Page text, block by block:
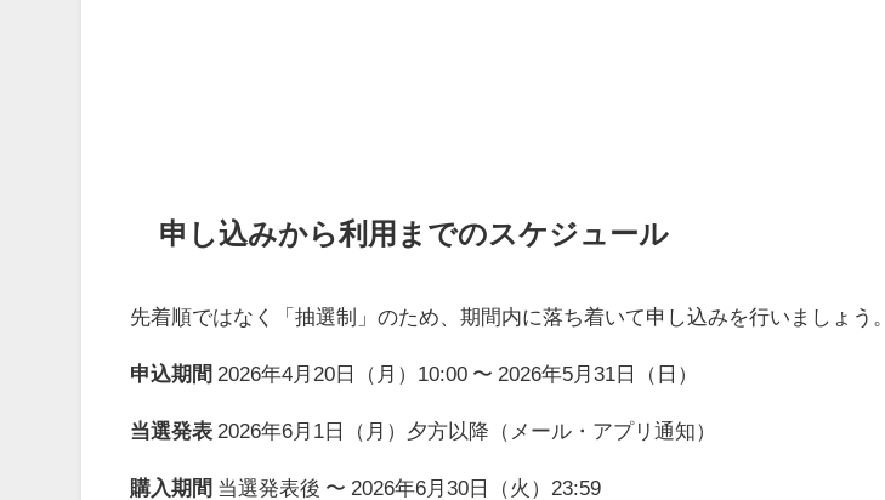
申し込みから利用までのスケジュール
先着順ではなく「抽選制」のため、期間内に落ち着いて申し込みを行いましょう。
申込期間 2026年4月20日（月）10:00 〜 2026年5月31日（日）
当選発表 2026年6月1日（月）夕方以降（メール・アプリ通知）
購入期間 当選発表後 〜 2026年6月30日（火）23:59